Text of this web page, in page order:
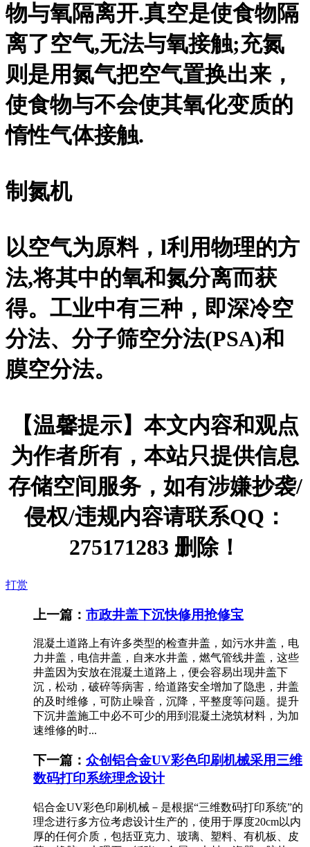
物与氧隔离开.真空是使食物隔
离了空气,无法与氧接触;充氮
则是用氮气把空气置换出来，
使食物与不会使其氧化变质的
惰性气体接触.
制氮机
以空气为原料，l利用物理的方
法,将其中的氧和氮分离而获
得。工业中有三种，即深冷空
分法、分子筛空分法(PSA)和
膜空分法。
【温馨提示】本文内容和观点
为作者所有，本站只提供信息
存储空间服务，如有涉嫌抄袭/
侵权/违规内容请联系QQ：
275171283 删除！
打赏
上一篇： 市政井盖下沉快修用抢修宝
混凝土道路上有许多类型的检查井盖，如污水井盖，电
力井盖，电信井盖，自来水井盖，燃气管线井盖，这些
井盖因为安放在混凝土道路上，便会容易出现井盖下
沉，松动，破碎等病害，给道路安全增加了隐患，井盖
的及时维修，可防止噪音，沉降，平整度等问题。提升
下沉井盖施工中必不可少的用到混凝土浇筑材料，为加
速维修的时...
下一篇： 众创铝合金UV彩色印刷机械采用三维
数码打印系统理念设计
铝合金UV彩色印刷机械－是根据“三维数码打印系统”的
理念进行多方位考虑设计生产的，使用于厚度20cm以内
厚的任何介质，包括亚克力、玻璃、塑料、有机板、皮